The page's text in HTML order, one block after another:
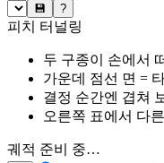
💾 ?
피치 터널링
두 구종이 손에서
가운데 점선 면 =
결정 순간엔 겹쳐
오른쪽 표에서 다
궤적 준비 중…